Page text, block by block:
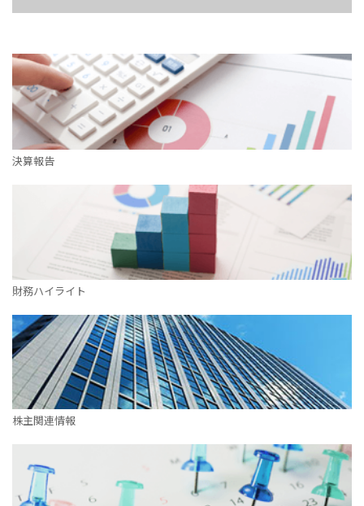
決算報告
財務ハイライト
株主関連情報